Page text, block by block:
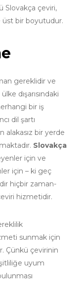
Slovakça çeviri,
üst bir boyutudur.
gereklidir ve
dışarısındaki
bir iş
dil şartı
alakasız bir yerde
Slovakça
için ve
için – ki geç
hiçbir zaman-
hizmetidir.
sunmak için
Çünkü çevirinin
uyum